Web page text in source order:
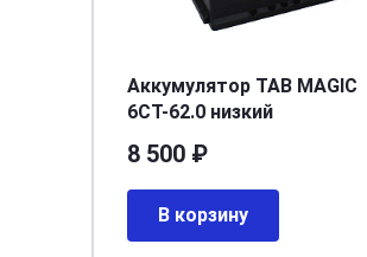
Аккумулятор TAB MAGIC
6СТ-62.0 низкий
8 500 ₽
В корзину